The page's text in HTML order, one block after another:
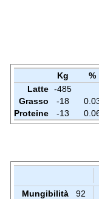
Kg %
Latte -485
Grasso
-18
Proteine
-13
Mungibilità
92